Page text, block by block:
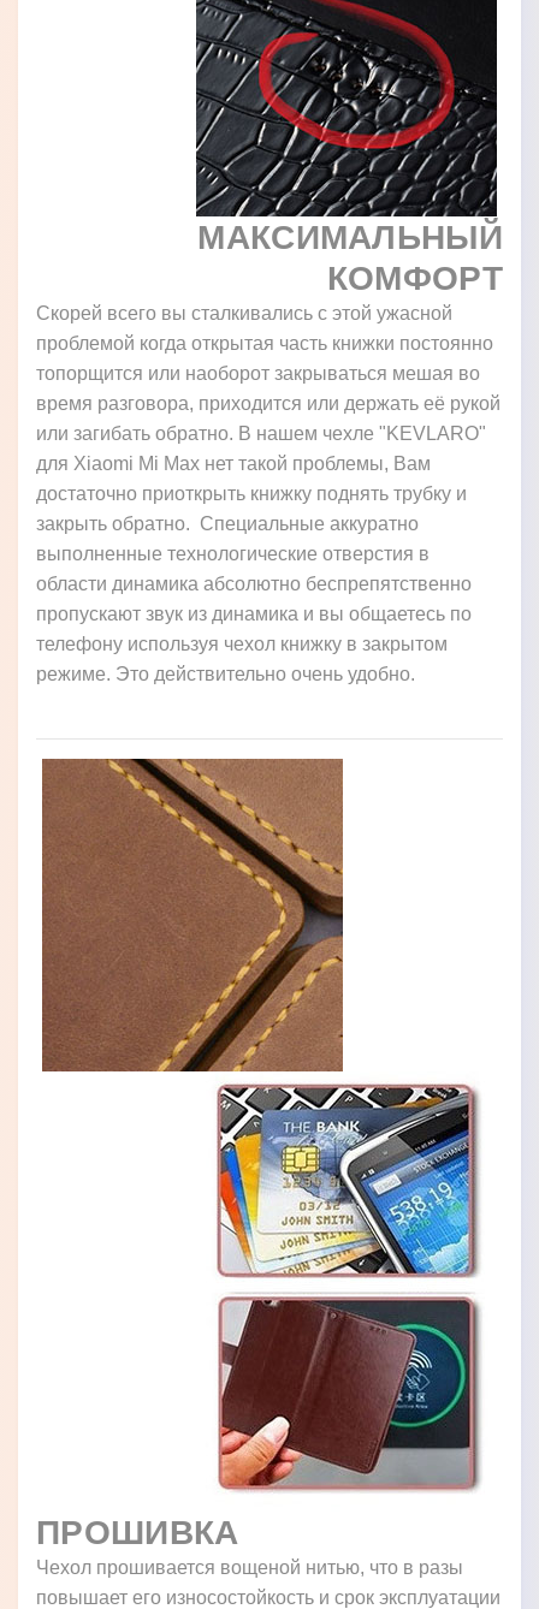
МАКСИМАЛЬНЫЙ
КОМФОРТ
Скорей всего вы сталкивались с этой ужасной
проблемой когда открытая часть книжки постоянно
топорщится или наоборот закрываться мешая во
время разговора, приходится или держать её рукой
или загибать обратно. В нашем чехле "KEVLARO"
для Xiaomi Mi Max нет такой проблемы, Вам
достаточно приоткрыть книжку поднять трубку и
закрыть обратно. Специальные аккуратно
выполненные технологические отверстия в
области динамика абсолютно беспрепятственно
пропускают звук из динамика и вы общаетесь по
телефону используя чехол книжку в закрытом
режиме. Это действительно очень удобно.
ПРОШИВКА
Чехол прошивается вощеной нитью, что в разы
повышает его износостойкость и срок эксплуатации